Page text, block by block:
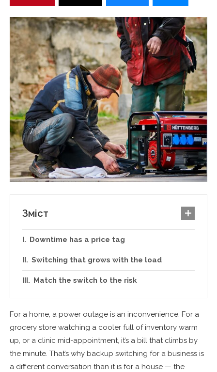
Зміст
Downtime has a price tag
Switching that grows with the load
Match the switch to the risk
For a home, a power outage is an inconvenience. For a
grocery store watching a cooler full of inventory warm
up, or a clinic mid-appointment, it’s a bill that climbs by
the minute. That’s why backup switching for a business is
a different conversation than it is for a house — the